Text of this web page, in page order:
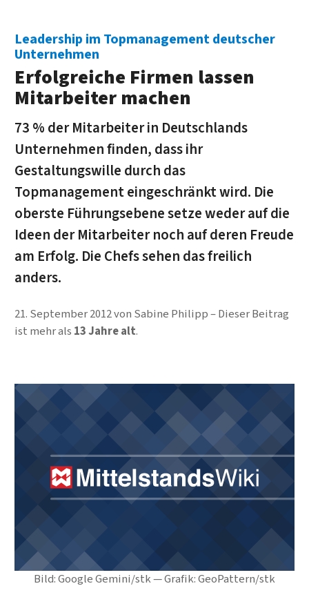
Bild: Google Gemini/stk — Grafik: GeoPattern/stk
Leadership im Topmanagement deutscher
Unternehmen
Erfolgreiche Firmen lassen
Mitarbeiter machen
73 % der Mitarbeiter in Deutschlands
Unternehmen finden, dass ihr
Gestaltungswille durch das
Topmanagement eingeschränkt wird. Die
oberste Führungsebene setze weder auf die
Ideen der Mitarbeiter noch auf deren Freude
am Erfolg. Die Chefs sehen das freilich
anders.
21. September 2012von Sabine Philipp
Dieser Beitrag
ist mehr als 13 Jahre alt.